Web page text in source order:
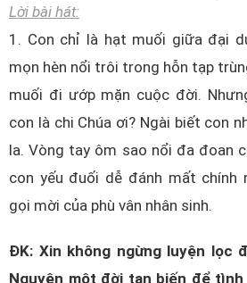
Lời bài hát:
1. Con chỉ là hạt muối giữa đại
mọn hèn nổi trôi trong hỗn tạp
muối đi ướp mặn cuộc đời.
con là chi Chúa ơi? Ngài biết con
la. Vòng tay ôm sao nổi đa đoan
con yếu đuối dễ đánh mất chính
gọi mời của phù vân nhân sinh.
ĐK: Xin không ngừng luyện lọc
Nguyện một đời tan biến để